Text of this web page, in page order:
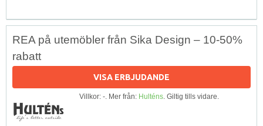
REA på utemöbler från Sika Design – 10-50%
rabatt
VISA ERBJUDANDE
Villkor: -. Mer från: Hulténs. Giltig tills vidare.